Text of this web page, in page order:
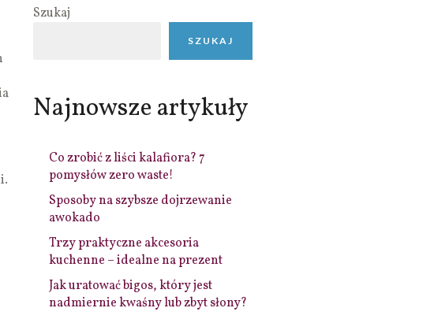
Szukaj
SZUKAJ
Najnowsze artykuły
Co zrobić z liści kalafiora? 7
pomysłów zero waste!
Sposoby na szybsze dojrzewanie
awokado
Trzy praktyczne akcesoria
kuchenne – idealne na prezent
Jak uratować bigos, który jest
nadmiernie kwaśny lub zbyt słony?